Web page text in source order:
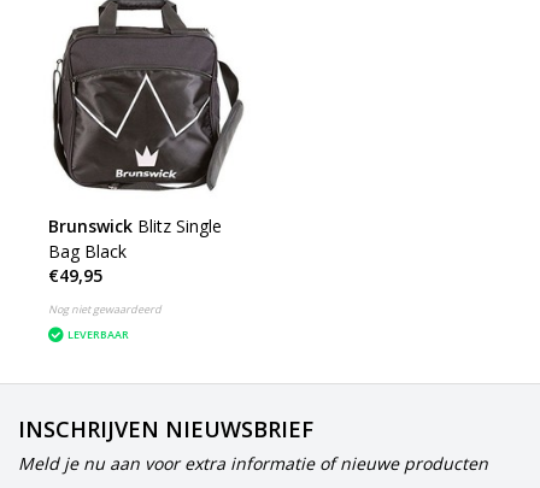
Brunswick Blitz Single
Bag Black
€49,95
Nog niet gewaardeerd
LEVERBAAR
INSCHRIJVEN NIEUWSBRIEF
Meld je nu aan voor extra informatie of nieuwe producten